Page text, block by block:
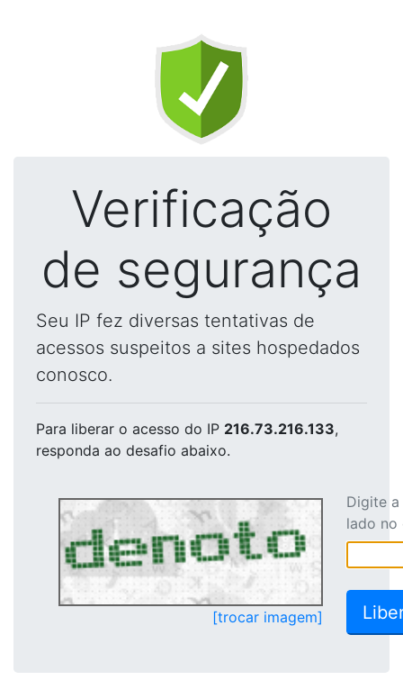
Verificação
de segurança
Seu IP fez diversas tentativas de
acessos suspeitos a sites hospedados
conosco.
Para liberar o acesso do IP 216.73.216.133,
responda ao desafio abaixo.
[trocar imagem]
Digite
lado no